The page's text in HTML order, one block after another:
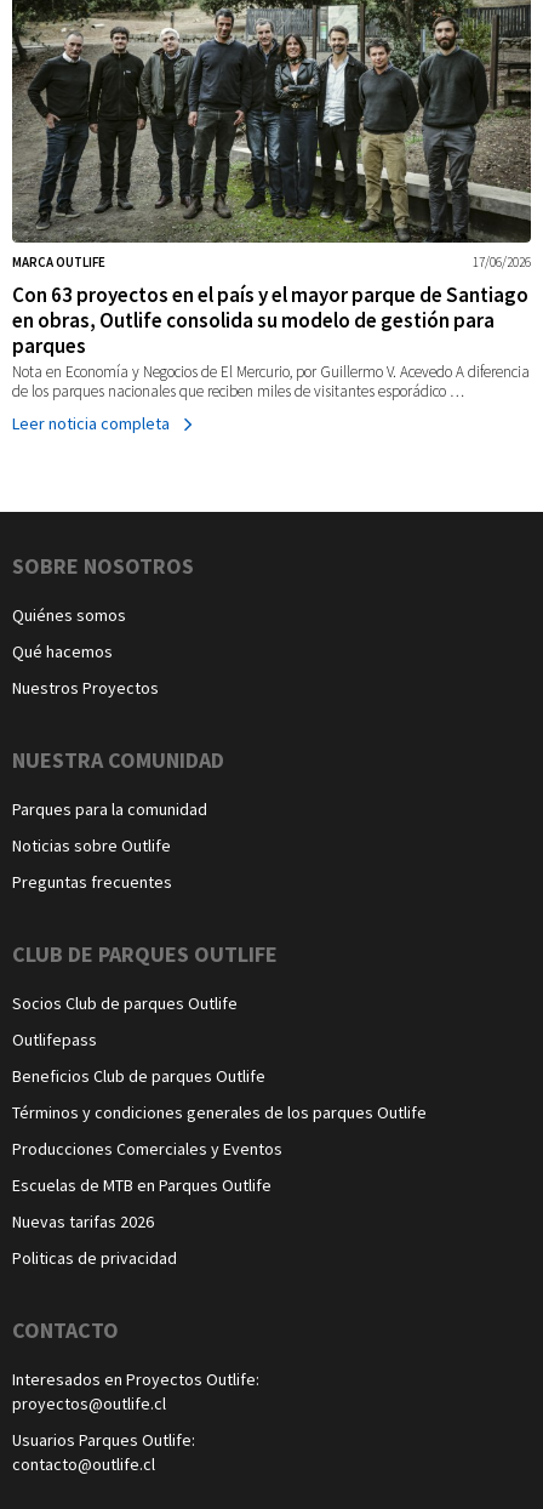
17/06/2026
MARCA OUTLIFE
Con 63 proyectos en el país y el mayor parque de Santiago
en obras, Outlife consolida su modelo de gestión para
parques
Nota en Economía y Negocios de El Mercurio, por Guillermo V. Acevedo A diferencia
de los parques nacionales que reciben miles de visitantes esporádico …
Leer noticia completa
Navegación
SOBRE NOSOTROS
Quiénes somos
Qué hacemos
Nuestros Proyectos
NUESTRA COMUNIDAD
Parques para la comunidad
Noticias sobre Outlife
Preguntas frecuentes
CLUB DE PARQUES OUTLIFE
Socios Club de parques Outlife
Outlifepass
Beneficios Club de parques Outlife
Términos y condiciones generales de los parques Outlife
Producciones Comerciales y Eventos
Escuelas de MTB en Parques Outlife
Nuevas tarifas 2026
Politicas de privacidad
CONTACTO
Interesados en Proyectos Outlife:
proyectos@outlife.cl
Usuarios Parques Outlife:
contacto@outlife.cl